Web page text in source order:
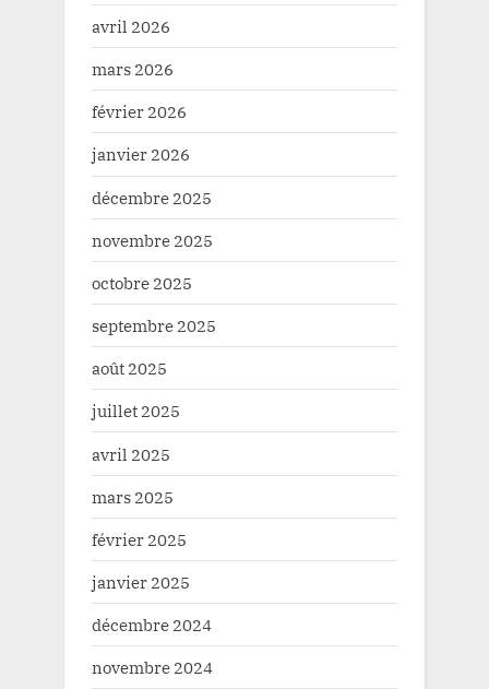
avril 2026
mars 2026
février 2026
janvier 2026
décembre 2025
novembre 2025
octobre 2025
septembre 2025
août 2025
juillet 2025
avril 2025
mars 2025
février 2025
janvier 2025
décembre 2024
novembre 2024